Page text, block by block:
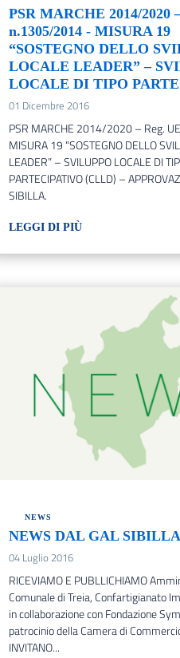
PSR MARCHE 2014/2020
n.1305/2014 - MISURA 19
“SOSTEGNO DELLO
LOCALE LEADER” –
LOCALE DI TIPO
01 Dicembre 2016
PSR MARCHE 2014/2020 – Reg.
MISURA 19 “SOSTEGNO DELLO
LEADER” – SVILUPPO LOCALE DI
PARTECIPATIVO (CLLD) –
SIBILLA.
LEGGI DI PIÙ
NEWS
NEWS DAL GAL SIBILLA
04 Luglio 2016
RICEVIAMO E PUBLLICHIAMO
Comunale di Treia, Confartigianato
in collaborazione con Fondazione
patrocinio della Camera di
INVITANO...